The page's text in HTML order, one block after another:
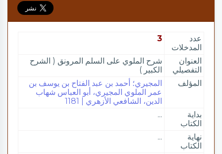
عدد
المدخلات
3
العنوان
التفصيلي
شرح الملوي على السلم المرونق ( الشرح
الكبير )
المؤلف
المجيري؛ أحمد بن عبد الفتاح بن يوسف بن
عمر الملوي المجيري، أبو العباس شهاب
الدين، الشافعي الأزهري | 1181
بداية
الكتاب
...
نهاية
الكتاب
...